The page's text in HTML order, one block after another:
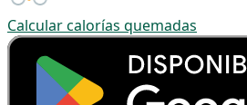
Calcular calorías quemadas